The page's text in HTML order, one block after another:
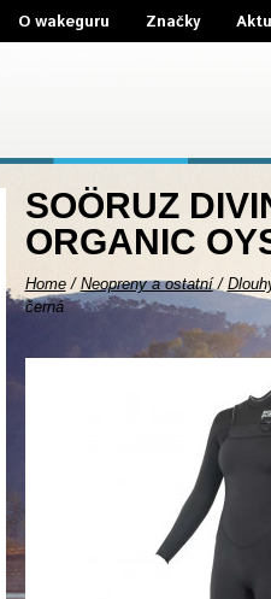
O wakeguru Značky
SOÖRUZ
ORGANIC
Home/ Neopreny a ostatní/
černá